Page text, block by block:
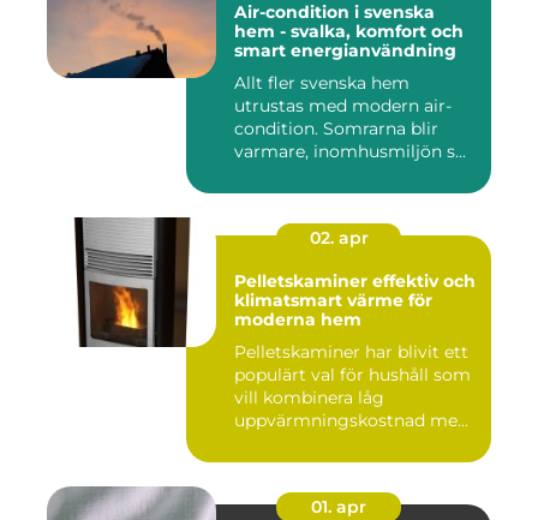
Air-condition i svenska
hem - svalka, komfort och
smart energianvändning
Allt fler svenska hem
utrustas med modern air-
condition. Somrarna blir
varmare, inomhusmiljön s...
02. apr
Pelletskaminer effektiv och
klimatsmart värme för
moderna hem
Pelletskaminer har blivit ett
populärt val för hushåll som
vill kombinera låg
uppvärmningskostnad me...
01. apr